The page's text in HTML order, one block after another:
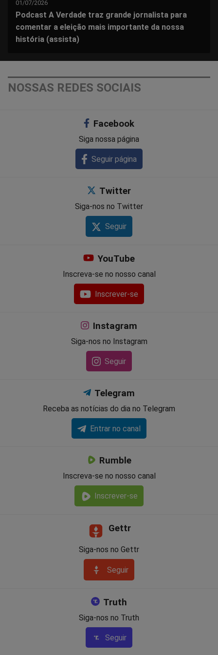
01/07/2026
Podcast A Verdade traz grande jornalista para
comentar a eleição mais importante da nossa
história (assista)
NOSSAS REDES SOCIAIS
Facebook
Siga nossa página
Seguir página
Twitter
Siga-nos no Twitter
Seguir
YouTube
Inscreva-se no nosso canal
Inscrever-se
Instagram
Siga-nos no Instagram
Seguir
Telegram
Receba as notícias do dia no Telegram
Entrar no canal
Rumble
Inscreva-se no nosso canal
Inscrever-se
Gettr
Siga-nos no Gettr
Seguir
Truth
Siga-nos no Truth
Seguir